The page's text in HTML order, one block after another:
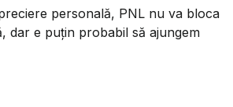
personală, PNL nu va bloca
dar e puțin probabil să ajungem